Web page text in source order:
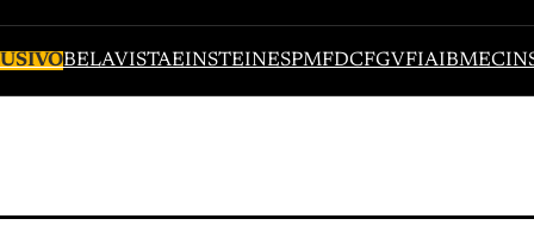
BELAVISTAEINSTEINESPMFDCFGVFIAIBMEC